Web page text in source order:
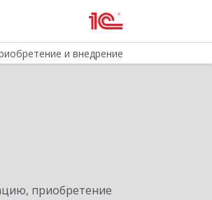
и внедрение
приобретение